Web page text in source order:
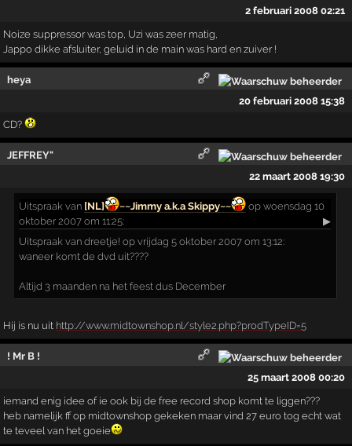
2 februari 2008 02:21
Noize suppressor was top, Uzi was zeer matig,
Jappo dikke afsluiter, geluid in de main was hard en zuiver !
heya
20 februari 2008 15:38
CD?
JEFFREY"
22 maart 2008 19:30
Uitspraak van [NL] ~~Jimmy a.k.a Skippy~~
op woensdag 10
oktober 2007 om 11:25:
▶
Uitspraak van dreetje! op vrijdag 5 oktober 2007 om 13:12:
waneer komt de dvd uit????
Altijd 3 maanden na het feest dus December
Hij is nu uit http://www.midtownshop.nl/style2.php?prodTypeID=5
! Mr B !
25 maart 2008 00:20
iemand enig idee of ie ook bij de free record shop komt te liggen???
heb namelijk ff op midtownshop gekeken maar vind 27 euro tog echt wat
te teveel van het goeie